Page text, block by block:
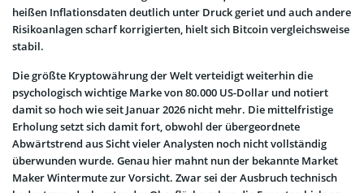
heißen Inflationsdaten deutlich unter Druck geriet und auch andere
Risikoanlagen scharf korrigierten, hielt sich Bitcoin vergleichsweise
stabil.
Die größte Kryptowährung der Welt verteidigt weiterhin die
psychologisch wichtige Marke von 80.000 US-Dollar und notiert
damit so hoch wie seit Januar 2026 nicht mehr. Die mittelfristige
Erholung setzt sich damit fort, obwohl der übergeordnete
Abwärtstrend aus Sicht vieler Analysten noch nicht vollständig
überwunden wurde. Genau hier mahnt nun der bekannte Market
Maker Wintermute zur Vorsicht. Zwar sei der Ausbruch technisch